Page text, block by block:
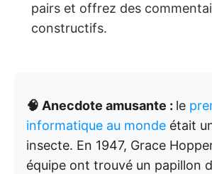
pairs et offrez des
constructifs.
🧠 Anecdote amusante : le
informatique au monde était
insecte. En 1947, Grace
équipe ont trouvé un papillon